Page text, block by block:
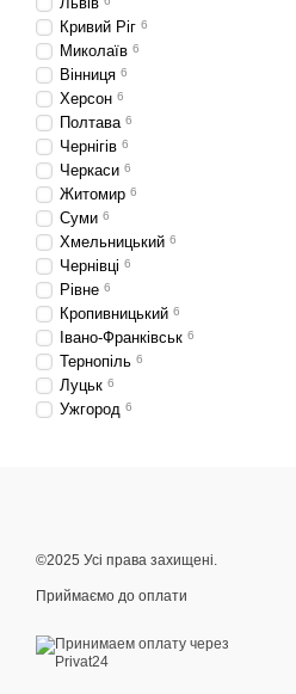
Кривий Ріг 6
Миколаїв 6
Вінниця 6
Херсон 6
Полтава 6
Чернігів 6
Черкаси 6
Житомир 6
Суми 6
Хмельницький 6
Чернівці 6
Рівне 6
Кропивницький 6
Івано-Франківськ 6
Тернопіль 6
Луцьк 6
Ужгород 6
©2025 Усі права захищені.
Приймаємо до оплати